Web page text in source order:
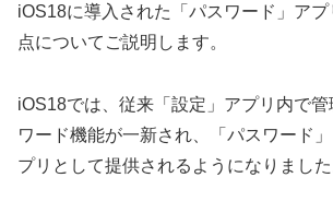
iOS18に導入された「パスワード」ア
点についてご説明します。
iOS18では、従来「設定」アプリ内で
ワード機能が一新され、「パスワード
プリとして提供されるようになりました